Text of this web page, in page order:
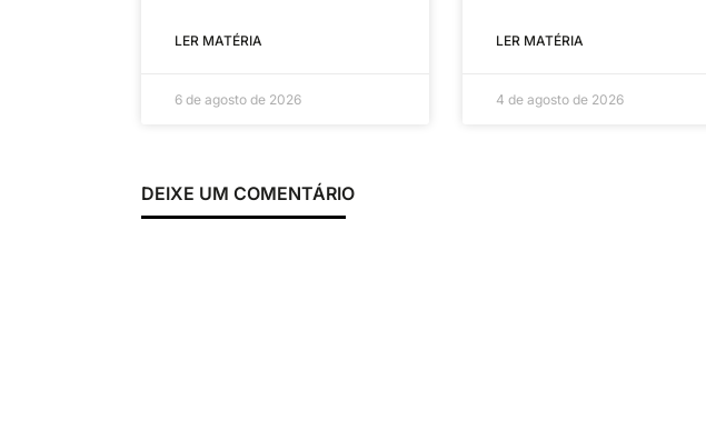
LER MATÉRIA
6 de agosto de 2026
LER MATÉRIA
4 de agosto de 2026
DEIXE UM COMENTÁRIO